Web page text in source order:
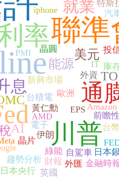
聯準
川普
率
通
就業
息
能源
美元
AI
新興市場
PMI
台積電
庫
投
Amazon
前瞻
黃仁勳
特斯
AMD
外資
iphone
汽
電子
晶圓
IT
晶片
歐洲
自駕車
EPS
綠能
財報
台
趨勢分析
日本
日本央行
外匯
英國
伊朗
金融時